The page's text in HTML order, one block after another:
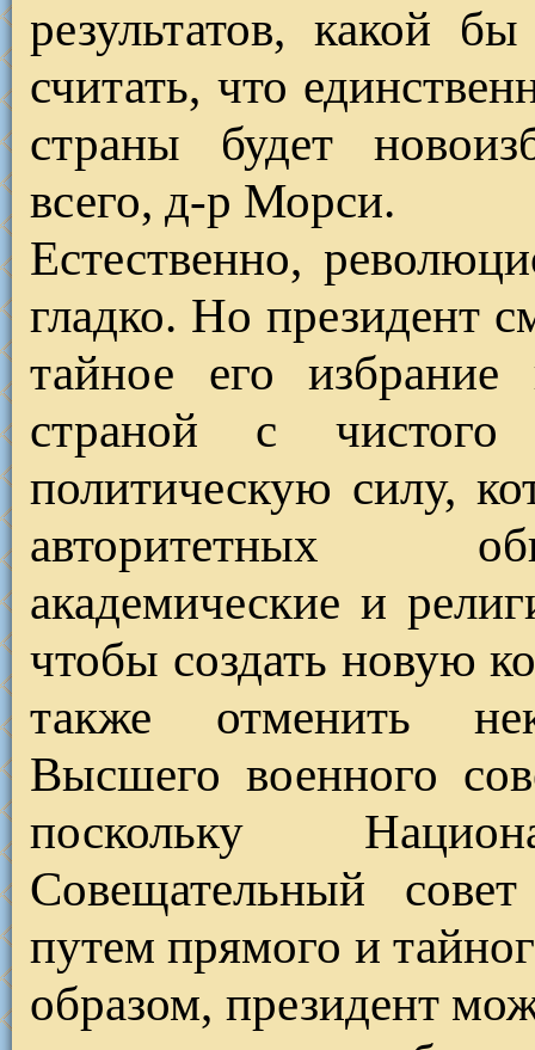
результатов, какой
считать, что
страны будет
всего, д-р Морси.
Естественно,
гладко. Но президент
тайное его
страной с
политическую силу,
авторитетных
академические и
чтобы создать новую
также отменить
Высшего военного
поскольку
Совещательный
путем прямого и
образом, президент